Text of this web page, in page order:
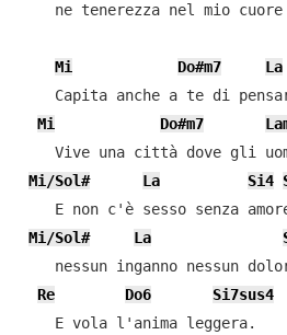
    ne tenerezza nel mio cuore
Mi Do#m7 La
Capita anche a te di
Mi
Do#m7
Vive una città dove gli
Mi/Sol#
La Si4
E non c'è sesso senza
Mi/Sol#
La
nessun inganno nessun
Re
Do6 Si7sus4
    E vola l'anima leggera.